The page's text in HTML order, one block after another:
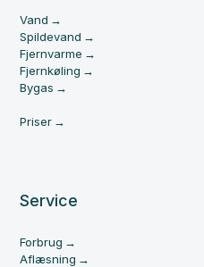
Vand
Spildevand
Fjernvarme
Fjernkøling
Bygas
Priser
Service
Forbrug
Aflæsning